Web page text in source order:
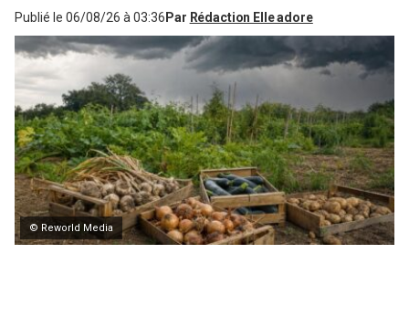
Publié le 06/08/26 à 03:36 Par Rédaction Elle adore
© Reworld Media